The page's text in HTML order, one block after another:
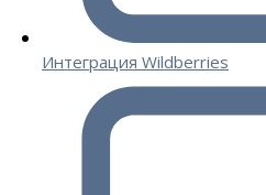
Интеграция Wildberries